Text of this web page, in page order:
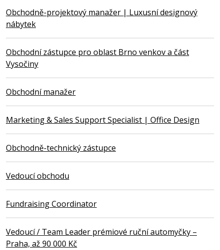
Obchodně-projektový manažer | Luxusní designový
nábytek
Obchodní zástupce pro oblast Brno venkov a část
Vysočiny
Obchodní manažer
Marketing & Sales Support Specialist | Office Design
Obchodně-technický zástupce
Vedoucí obchodu
Fundraising Coordinator
Vedoucí / Team Leader prémiové ruční automyčky –
Praha, až 90 000 Kč